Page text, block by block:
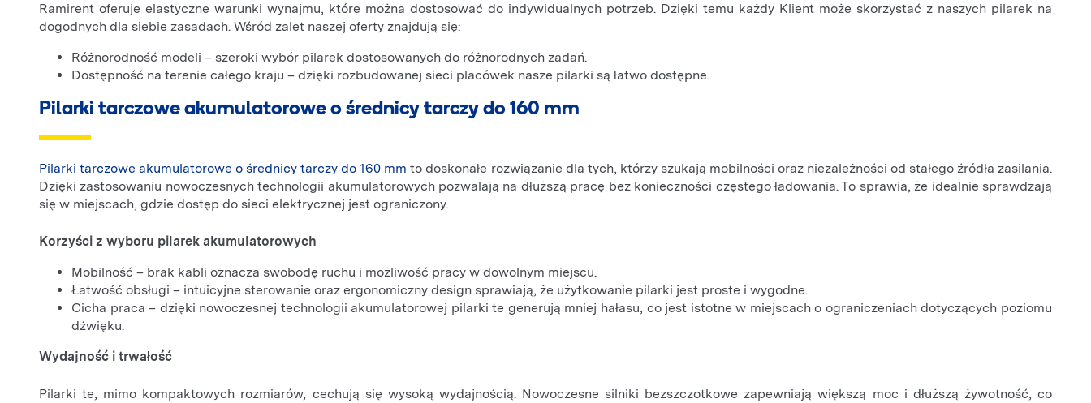
Ramirent oferuje elastyczne warunki wynajmu, które można dostosować do indywidualnych potrzeb. Dzięki temu każdy Klient może skorzystać z naszych pilarek na
dogodnych dla siebie zasadach. Wśród zalet naszej oferty znajdują się:
Różnorodność modeli – szeroki wybór pilarek dostosowanych do różnorodnych zadań.
Dostępność na terenie całego kraju – dzięki rozbudowanej sieci placówek nasze pilarki są łatwo dostępne.
Pilarki tarczowe akumulatorowe o średnicy tarczy do 160 mm
Pilarki tarczowe akumulatorowe o średnicy tarczy do 160 mm to doskonałe rozwiązanie dla tych, którzy szukają mobilności oraz niezależności od stałego źródła zasilania.
Dzięki zastosowaniu nowoczesnych technologii akumulatorowych pozwalają na dłuższą pracę bez konieczności częstego ładowania. To sprawia, że idealnie sprawdzają
się w miejscach, gdzie dostęp do sieci elektrycznej jest ograniczony.
Korzyści z wyboru pilarek akumulatorowych
Mobilność – brak kabli oznacza swobodę ruchu i możliwość pracy w dowolnym miejscu.
Łatwość obsługi – intuicyjne sterowanie oraz ergonomiczny design sprawiają, że użytkowanie pilarki jest proste i wygodne.
Cicha praca – dzięki nowoczesnej technologii akumulatorowej pilarki te generują mniej hałasu, co jest istotne w miejscach o ograniczeniach dotyczących poziomu
dźwięku.
Wydajność i trwałość
Pilarki te, mimo kompaktowych rozmiarów, cechują się wysoką wydajnością. Nowoczesne silniki bezszczotkowe zapewniają większą moc i dłuższą żywotność, co